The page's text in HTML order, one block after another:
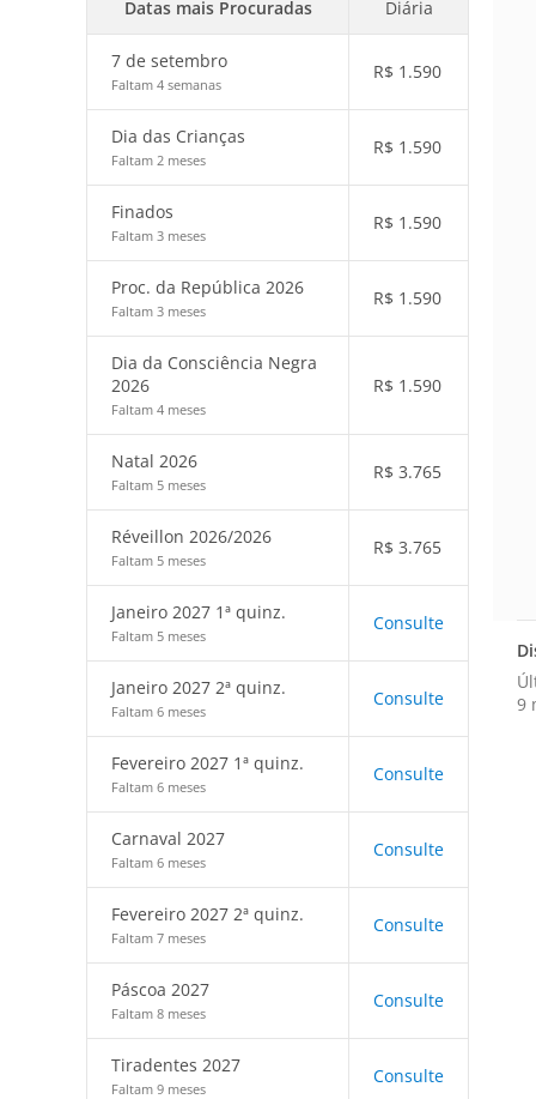
Datas mais Procuradas Diária
7 de setembro
Faltam 4 semanas
R$ 1.590
Dia das Crianças
Faltam 2 meses
R$ 1.590
Finados
Faltam 3 meses
R$ 1.590
Proc. da República 2026
Faltam 3 meses
R$ 1.590
Dia da Consciência Negra
2026
Faltam 4 meses
R$ 1.590
Natal 2026
Faltam 5 meses
R$ 3.765
Réveillon 2026/2026
Faltam 5 meses
R$ 3.765
Janeiro 2027 1ª quinz.
Faltam 5 meses
Consulte
Janeiro 2027 2ª quinz.
Faltam 6 meses
Consulte
Fevereiro 2027 1ª quinz.
Faltam 6 meses
Consulte
Carnaval 2027
Faltam 6 meses
Consulte
Fevereiro 2027 2ª quinz.
Faltam 7 meses
Consulte
Páscoa 2027
Faltam 8 meses
Consulte
Tiradentes 2027
Faltam 9 meses
Consulte
9